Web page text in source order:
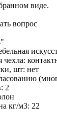
виде.
вопрос
чехла:
шт: нет
2
кг/м3: 22